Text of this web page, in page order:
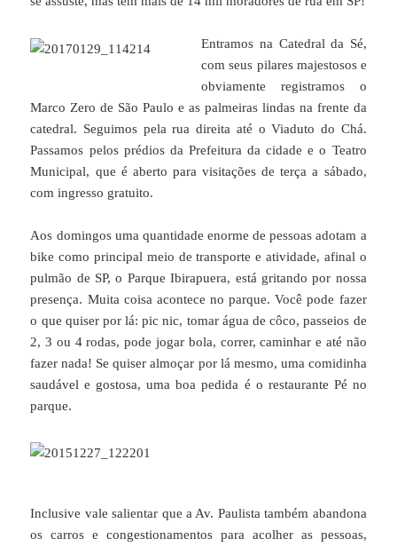
Entramos na Catedral da Sé,
com seus pilares majestosos e
obviamente registramos o
Marco Zero de São Paulo e as palmeiras lindas na frente da
catedral. Seguimos pela rua direita até o Viaduto do Chá.
Passamos pelos prédios da Prefeitura da cidade e o Teatro
Municipal, que é aberto para visitações de terça a sábado,
com ingresso gratuito.
Aos domingos uma quantidade enorme de pessoas adotam a
bike como principal meio de transporte e atividade, afinal o
pulmão de SP, o Parque Ibirapuera, está gritando por nossa
presença. Muita coisa acontece no parque. Você pode fazer
o que quiser por lá: pic nic, tomar água de côco, passeios de
2, 3 ou 4 rodas, pode jogar bola, correr, caminhar e até não
fazer nada! Se quiser almoçar por lá mesmo, uma comidinha
saudável e gostosa, uma boa pedida é o restaurante Pé no
parque.
Inclusive vale salientar que a Av. Paulista também abandona
os carros e congestionamentos para acolher as pessoas,